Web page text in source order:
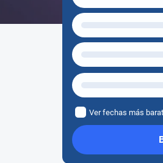
Ver fechas más